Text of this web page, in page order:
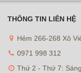
THÔNG TIN LIÊN HỆ
Hẻm 266-268 Xô
0971 998 312
Thứ 2 - Thứ 7: